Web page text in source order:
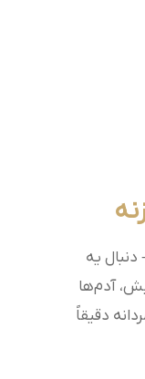
یه
آدم‌ها
دقیقاً